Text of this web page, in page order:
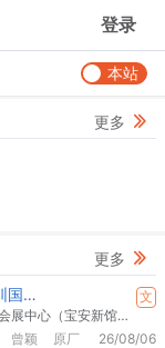
登录
本站
更多
更多
文
国际
理
8月26-28日；深圳圳国际会展中心（宝安新馆）；展位号：16号馆D12
曾颖
原厂
26/08/06